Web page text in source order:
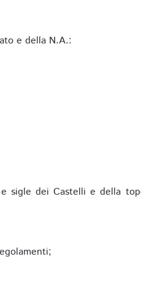
e della N.A.:
dei Castelli e della